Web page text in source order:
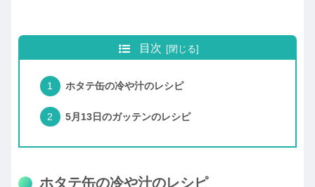
目次
ホタテ缶の冷や汁のレシピ
5月13日のガッテンのレシピ
ホタテ缶の冷や汁のレシピ